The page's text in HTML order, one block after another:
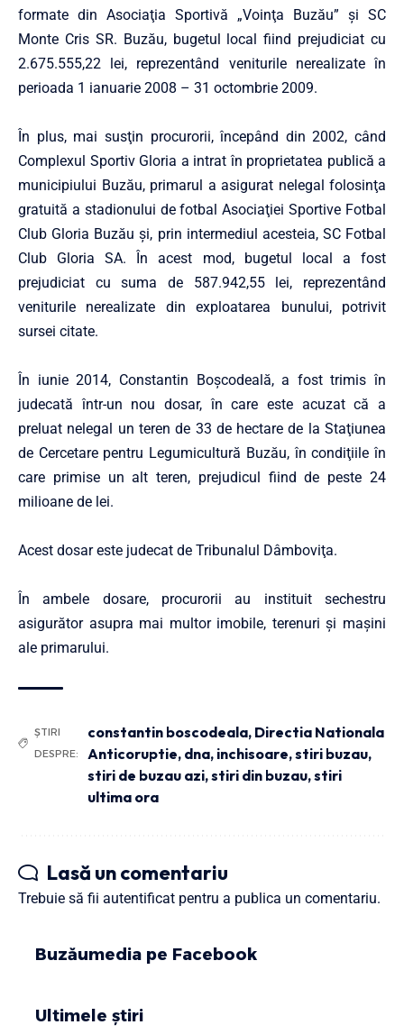
formate din Asociaţia Sportivă „Voinţa Buzău” şi SC
Monte Cris SR. Buzău, bugetul local fiind prejudiciat cu
2.675.555,22 lei, reprezentând veniturile nerealizate în
perioada 1 ianuarie 2008 – 31 octombrie 2009.
În plus, mai susţin procurorii, începând din 2002, când
Complexul Sportiv Gloria a intrat în proprietatea publică a
municipiului Buzău, primarul a asigurat nelegal folosinţa
gratuită a stadionului de fotbal Asociaţiei Sportive Fotbal
Club Gloria Buzău şi, prin intermediul acesteia, SC Fotbal
Club Gloria SA. În acest mod, bugetul local a fost
prejudiciat cu suma de 587.942,55 lei, reprezentând
veniturile nerealizate din exploatarea bunului, potrivit
sursei citate.
În iunie 2014, Constantin Boşcodeală, a fost trimis în
judecată într-un nou dosar, în care este acuzat că a
preluat nelegal un teren de 33 de hectare de la Staţiunea
de Cercetare pentru Legumicultură Buzău, în condiţiile în
care primise un alt teren, prejudicul fiind de peste 24
milioane de lei.
Acest dosar este judecat de Tribunalul Dâmboviţa.
În ambele dosare, procurorii au instituit sechestru
asigurător asupra mai multor imobile, terenuri şi maşini
ale primarului.
ȘTIRI
DESPRE:
constantin boscodeala, Directia Nationala
Anticoruptie, dna, inchisoare,stiri buzau,
stiri de buzau azi,stiri din buzau,stiri
ultima ora
Lasă un comentariu
Trebuie să fii autentificat pentru a publica un comentariu.
Buzăumedia pe Facebook
Ultimele știri